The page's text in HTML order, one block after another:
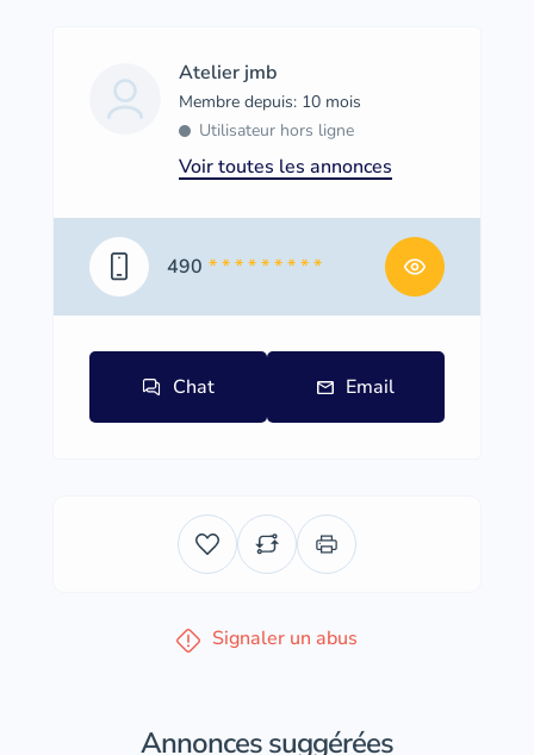
Atelier jmb
Membre depuis: 10 mois
Utilisateur hors ligne
Voir toutes les annonces
490 * * * * * * * * *
Chat Email
Signaler un abus
Annonces suggérées